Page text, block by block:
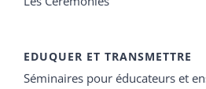
EDUQUER ET TRANSMETTRE
Séminaires pour éducateurs et